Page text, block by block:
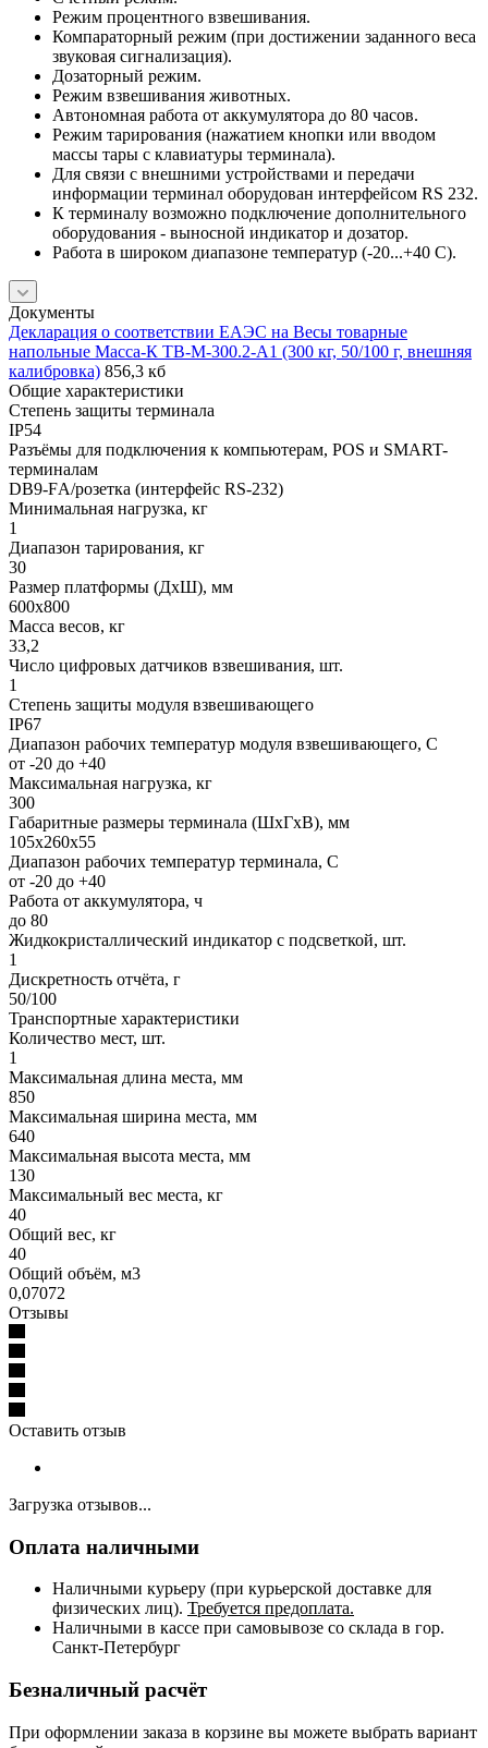
Режим процентного взвешивания.
Компараторный режим (при достижении заданного веса
звуковая сигнализация).
Дозаторный режим.
Режим взвешивания животных.
Автономная работа от аккумулятора до 80 часов.
Режим тарирования (нажатием кнопки или вводом
массы тары с клавиатуры терминала).
Для связи с внешними устройствами и передачи
информации терминал оборудован интерфейсом RS 232.
К терминалу возможно подключение дополнительного
оборудования - выносной индикатор и дозатор.
Работа в широком диапазоне температур (-20...+40 С).
Документы
Декларация о соответствии ЕАЭС на Весы товарные
напольные Масса-К ТВ-М-300.2-А1 (300 кг, 50/100 г, внешняя
калибровка) 856,3 кб
Общие характеристики
Степень защиты терминала
IP54
Разъёмы для подключения к компьютерам, POS и SMART-
терминалам
DB9-FА/розетка (интерфейс RS-232)
Минимальная нагрузка, кг
1
Диапазон тарирования, кг
30
Размер платформы (ДхШ), мм
600х800
Масса весов, кг
33,2
Число цифровых датчиков взвешивания, шт.
1
Степень защиты модуля взвешивающего
IP67
Диапазон рабочих температур модуля взвешивающего, С
от -20 до +40
Максимальная нагрузка, кг
300
Габаритные размеры терминала (ШхГхВ), мм
105х260х55
Диапазон рабочих температур терминала, С
от -20 до +40
Работа от аккумулятора, ч
до 80
Жидкокристаллический индикатор с подсветкой, шт.
1
Дискретность отчёта, г
50/100
Транспортные характеристики
Количество мест, шт.
1
Максимальная длина места, мм
850
Максимальная ширина места, мм
640
Максимальная высота места, мм
130
Максимальный вес места, кг
40
Общий вес, кг
40
Общий объём, м3
0,07072
Отзывы
Оставить отзыв
Загрузка отзывов...
Оплата наличными
Наличными курьеру (при курьерской доставке для
физических лиц). Требуется предоплата.
Наличными в кассе при самовывозе со склада в гор.
Санкт-Петербург
Безналичный расчёт
При оформлении заказа в корзине вы можете выбрать вариант